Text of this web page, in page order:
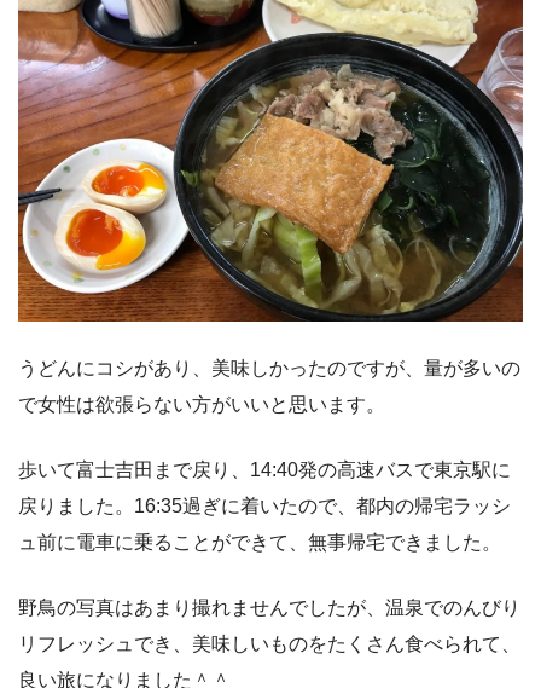
うどんにコシがあり、美味しかったのですが、量が多いの
で女性は欲張らない方がいいと思います。
歩いて富士吉田まで戻り、14:40発の高速バスで東京駅に
戻りました。16:35過ぎに着いたので、都内の帰宅ラッシ
ュ前に電車に乗ることができて、無事帰宅できました。
野鳥の写真はあまり撮れませんでしたが、温泉でのんびり
リフレッシュでき、美味しいものをたくさん食べられて、
良い旅になりました＾＾